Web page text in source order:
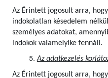
Az Érintett jogosult arra,
indokolatlan késedelem
személyes adatokat,
indokok valamelyike fennáll.
Az adatkezelés
Az Érintett jogosult arra,